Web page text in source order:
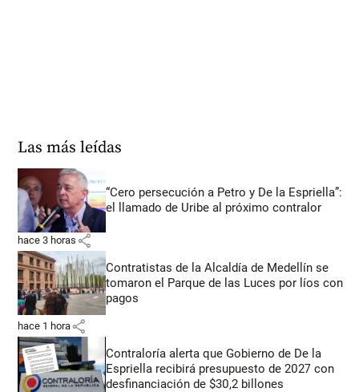
Las más leídas
“Cero persecución a Petro y De la Espriella”:
el llamado de Uribe al próximo contralor
hace 3 horas share
Contratistas de la Alcaldía de Medellín se
tomaron el Parque de las Luces por líos con
pagos
hace 1 hora share
Contraloría alerta que Gobierno de De la
Espriella recibirá presupuesto de 2027 con
desfinanciación de $30,2 billones